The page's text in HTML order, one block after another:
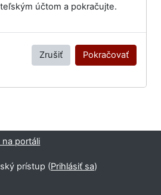
účtom a pokračujte.
Zrušiť Pokračovať
portáli
prístup (Prihlásiť sa)